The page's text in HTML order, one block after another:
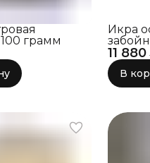
грамм
11
Икра
В